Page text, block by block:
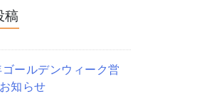
稿
ールデンウィーク営
知らせ